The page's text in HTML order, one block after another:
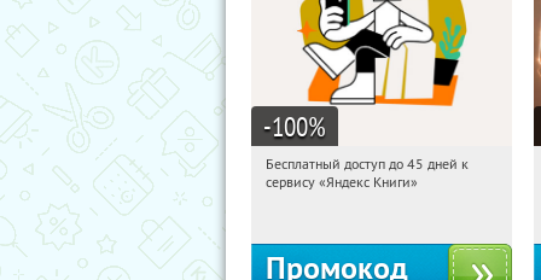
-100%
17:18:06
Получи первым!
Бесплатный доступ до 45 дней к
сервису «Яндекс Книги»
Промокод